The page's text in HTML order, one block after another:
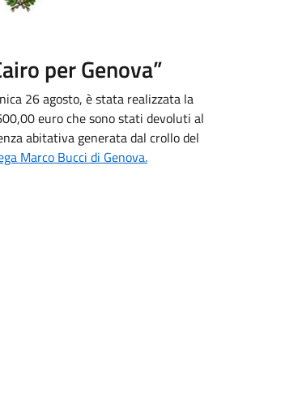
per Genova”
26 agosto, è stata realizzata la
euro che sono stati devoluti al
abitativa generata dal crollo del
Marco Bucci di Genova.